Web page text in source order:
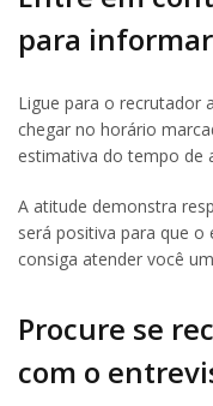
para
Ligue para o recrutador
chegar no horário
estimativa do tempo de
A atitude demonstra
será positiva para que o
consiga atender você
Procure se
com o